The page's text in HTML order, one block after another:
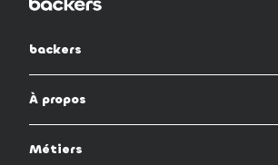
backers
À propos
Métiers